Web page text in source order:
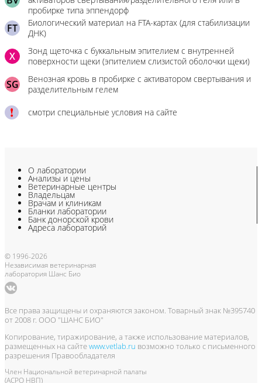
пробирке типа эппендорф
FT
Биологический материал на FTA-картах (для стабилизации
ДНК)
X
Зонд щеточка с буккальным эпителием с внутренней
поверхности щеки (эпителием слизистой оболочки щеки)
SG
Венозная кровь в пробирке с активатором свертывания и
разделительным гелем
смотри специальные условия на сайте
О лаборатории
Анализы и цены
Ветеринарные центры
Владельцам
Врачам и клиникам
Бланки лаборатории
Банк донорской крови
Адреса лабораторий
© 1996-2026
Независимая ветеринарная
лаборатория Шанс Био
Все права защищены и охраняются законом. Товарный знак №395740
от 2008 г. ООО "ШАНС БИО"
Копирование, тиражирование, а также использование материалов,
размещенных на сайтеwww.vetlab.ru возможно только с письменного
разрешения Правообладателя
Член Национальной ветеринарной палаты
(АСРО НВП)